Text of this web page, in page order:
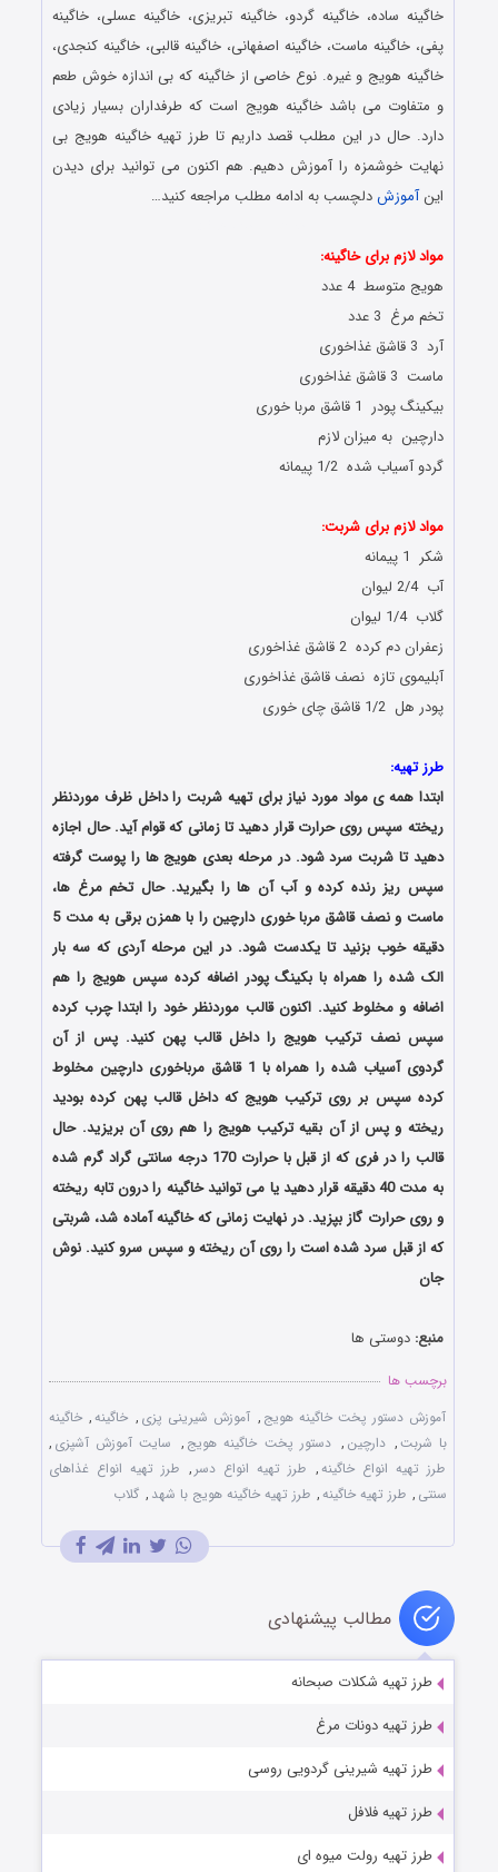
خاگینه ساده، خاگینه گردو، خاگینه تبریزی، خاگینه عسلی، خاگینه
پفی، خاگینه ماست، خاگینه اصفهانی، خاگینه قالبی، خاگینه کنجدی،
خاگینه هویج و غیره. نوع خاصی از خاگینه که بی اندازه خوش طعم
و متفاوت می باشد خاگینه هویج است که طرفداران بسیار زیادی
دارد. حال در این مطلب قصد داریم تا طرز تهیه خاگینه هویج بی
نهایت خوشمزه را آموزش دهیم. هم اکنون می توانید برای دیدن
اینآموزشدلچسب به ادامه مطلب مراجعه کنید…
مواد لازم برای خاگینه:
هویج متوسط 4 عدد
تخم مرغ 3 عدد
آرد 3 قاشق غذاخوری
ماست 3 قاشق غذاخوری
بیکینگ پودر 1 قاشق مربا خوری
دارچین به میزان لازم
گردو آسیاب شده 1/2 پیمانه
مواد لازم برای شربت:
شکر 1 پیمانه
آب 2/4 لیوان
گلاب 1/4 لیوان
زعفران دم کرده 2 قاشق غذاخوری
آبلیموی تازه نصف قاشق غذاخوری
پودر هل 1/2 قاشق چای خوری
طرز تهیه:
ابتدا همه ی مواد مورد نیاز برای تهیه شربت را داخل ظرف موردنظر
ریخته سپس روی حرارت قرار دهید تا زمانی که قوام آید. حال اجازه
دهید تا شربت سرد شود. در مرحله بعدی هویج ها را پوست گرفته
سپس ریز رنده کرده و آب آن ها را بگیرید. حال تخم مرغ ها،
ماست و نصف قاشق مربا خوری دارچین را با همزن برقی به مدت 5
دقیقه خوب بزنید تا یکدست شود. در این مرحله آردی که سه بار
الک شده را همراه با بکینگ پودر اضافه کرده سپس هویج را هم
اضافه و مخلوط کنید. اکنون قالب موردنظر خود را ابتدا چرب کرده
سپس نصف ترکیب هویج را داخل قالب پهن کنید. پس از آن
گردوی آسیاب شده را همراه با 1 قاشق مرباخوری دارچین مخلوط
کرده سپس بر روی ترکیب هویج که داخل قالب پهن کرده بودید
ریخته و پس از آن بقیه ترکیب هویج را هم روی آن بریزید. حال
قالب را در فری که از قبل با حرارت 170 درجه سانتی گراد گرم شده
به مدت 40 دقیقه قرار دهید یا می توانید خاگینه را درون تابه ریخته
و روی حرارت گاز بپزید. در نهایت زمانی که خاگینه آماده شد، شربتی
که از قبل سرد شده است را روی آن ریخته و سپس سرو کنید. نوش
جان
منبع: دوستی ها
برچسب ها
آموزش دستور پخت خاگینه هویج , آموزش شیرینی پزی , خاگینه, خاگینه
با شربت, دارچین , دستور پخت خاگینه هویج , سایت آموزش آشپزی ,
طرز تهیه انواع خاگینه, طرز تهیه انواع دسر , طرز تهیه انواع غذاهای
سنتی , طرز تهیه خاگینه, طرز تهیه خاگینه هویج با شهد , گلاب
مطالب پیشنهادی
طرز تهیه شکلات صبحانه
طرز تهیه دونات مرغ
طرز تهیه شیرینی گردویی روسی
طرز تهیه فلافل
طرز تهیه رولت میوه ای